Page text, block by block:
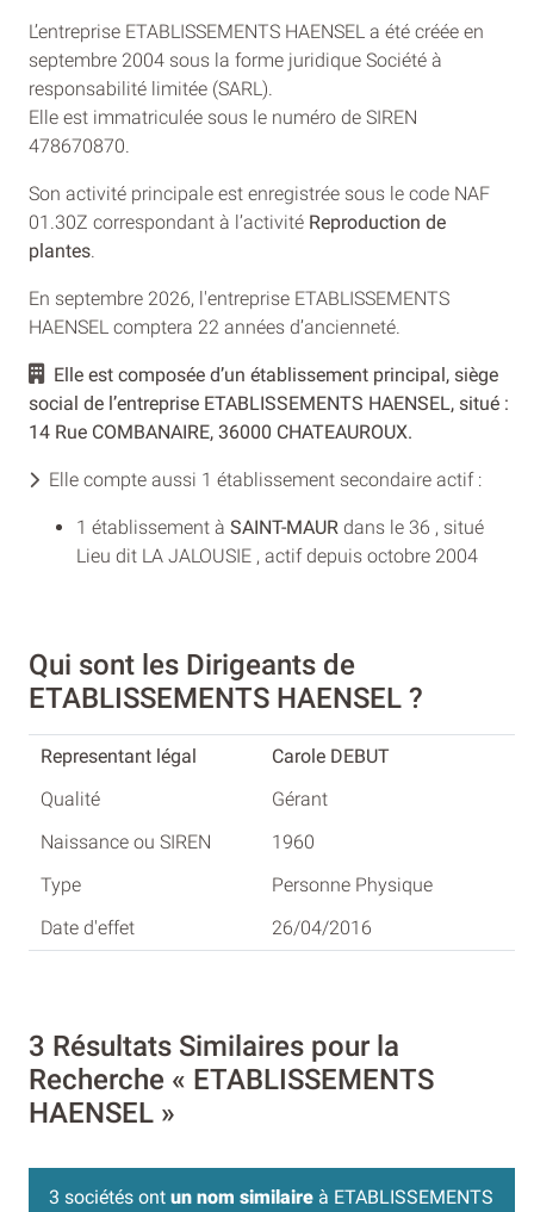
L’entreprise ETABLISSEMENTS HAENSEL a été créée en
septembre 2004 sous la forme juridique Société à
responsabilité limitée (SARL).
Elle est immatriculée sous le numéro de SIREN
478670870.
Son activité principale est enregistrée sous le code NAF
01.30Z correspondant à l’activité Reproduction de
plantes
En septembre 2026, l'entreprise ETABLISSEMENTS
HAENSEL comptera 22 années d’ancienneté.
Elle est composée d’un établissement principal, siège
social de l’entreprise ETABLISSEMENTS HAENSEL, situé :
14 Rue COMBANAIRE, 36000 CHATEAUROUX.
Elle compte aussi 1 établissement secondaire actif :
1 établissement à SAINT-MAUR dans le 36 , situé
Lieu dit LA JALOUSIE , actif depuis octobre 2004
Qui sont les Dirigeants de
ETABLISSEMENTS HAENSEL ?
Carole DEBUT
Gérant
1960
Personne Physique
26/04/2016
3 Résultats Similaires pour la
Recherche « ETABLISSEMENTS
HAENSEL »
3 sociétés ont un nom similaire à ETABLISSEMENTS